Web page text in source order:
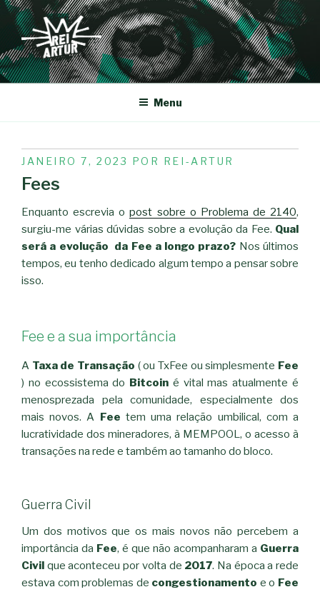
Saltar
para
conteúdo
REI-ARTUR
Menu
PUBLICADO
EM
JANEIRO 7, 2023 POR REI-ARTUR
Fees
Enquanto escrevia opost sobre o Problema de 2140,
surgiu-me várias dúvidas sobre a evolução da Fee. Qual
será a evolução da Fee a longo prazo? Nos últimos
tempos, eu tenho dedicado algum tempo a pensar sobre
isso.
Fee e a sua importância
A Taxa de Transação ( ou TxFee ou simplesmente Fee
) no ecossistema do Bitcoin é vital mas atualmente é
menosprezada pela comunidade, especialmente dos
mais novos. A
Fee tem uma relação umbilical, com a
lucratividade dos mineradores, à MEMPOOL, o acesso à
transações na rede e também ao tamanho do bloco.
Guerra Civil
Um dos motivos que os mais novos não percebem a
importância da Fee, é que não acompanharam a Guerra
Civil que aconteceu por volta de 2017. Na época a rede
estava com problemas de congestionamento e o Fee